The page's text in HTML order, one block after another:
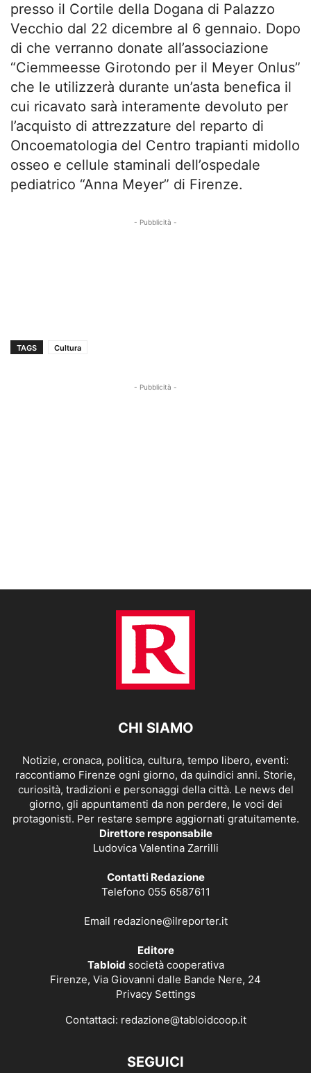
presso il Cortile della Dogana di Palazzo
Vecchio dal 22 dicembre al 6 gennaio. Dopo
di che verranno donate all’associazione
“Ciemmeesse Girotondo per il Meyer Onlus”
che le utilizzerà durante un’asta benefica il
cui ricavato sarà interamente devoluto per
l’acquisto di attrezzature del reparto di
Oncoematologia del Centro trapianti midollo
osseo e cellule staminali dell’ospedale
pediatrico “Anna Meyer” di Firenze.
- Pubblicità -
TAGS Cultura
- Pubblicità -
CHI SIAMO
Notizie, cronaca, politica, cultura, tempo libero, eventi:
raccontiamo Firenze ogni giorno, da quindici anni. Storie,
curiosità, tradizioni e personaggi della città. Le news del
giorno, gli appuntamenti da non perdere, le voci dei
protagonisti. Per restare sempre aggiornati gratuitamente.
Direttore responsabile
Ludovica Valentina Zarrilli
Contatti Redazione
Telefono 055 6587611
Email redazione@ilreporter.it
Editore
Tabloid società cooperativa
Firenze, Via Giovanni dalle Bande Nere, 24
Privacy Settings
Contattaci: redazione@tabloidcoop.it
SEGUICI